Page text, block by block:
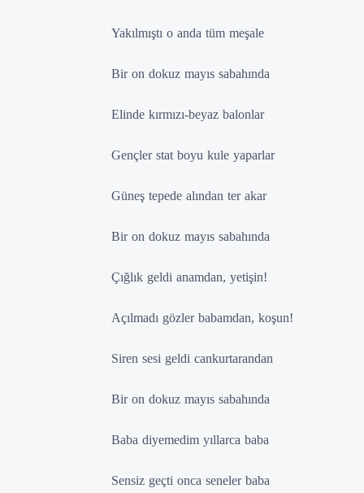
Yakılmıştı o anda tüm meşale
Bir on dokuz mayıs sabahında
Elinde kırmızı-beyaz balonlar
Gençler stat boyu kule yaparlar
Güneş tepede alından ter akar
Bir on dokuz mayıs sabahında
Çığlık geldi anamdan, yetişin!
Açılmadı gözler babamdan, koşun!
Siren sesi geldi cankurtarandan
Bir on dokuz mayıs sabahında
Baba diyemedim yıllarca baba
Sensiz geçti onca seneler baba